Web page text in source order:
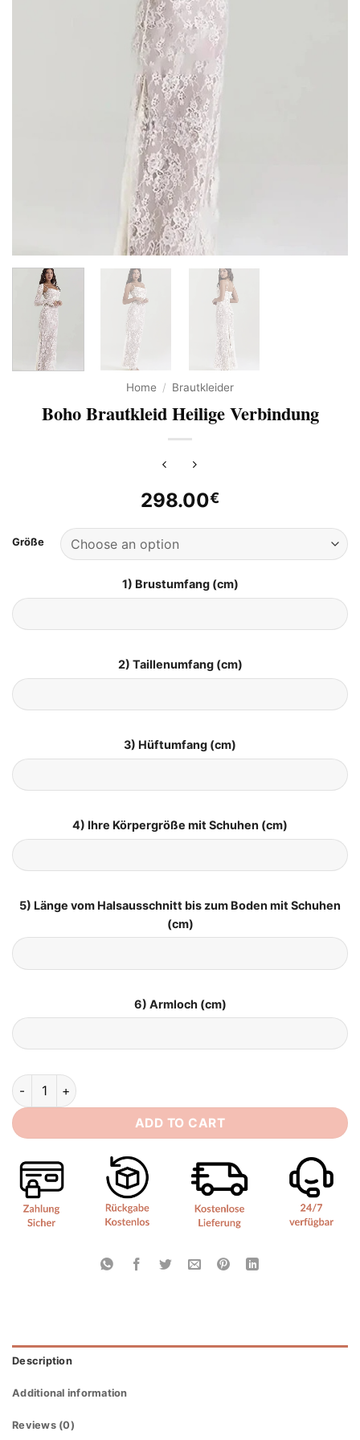
Home / Brautkleider
Boho Brautkleid Heilige Verbindung
298.00€
Größe
1) Brustumfang (cm)
2) Taillenumfang (cm)
3) Hüftumfang (cm)
4) Ihre Körpergröße mit Schuhen (cm)
5) Länge vom Halsausschnitt bis zum Boden mit Schuhen
(cm)
6) Armloch (cm)
Boho Brautkleid Heilige Verbindung quantity
ADD TO CART
Description
Additional information
Reviews (0)